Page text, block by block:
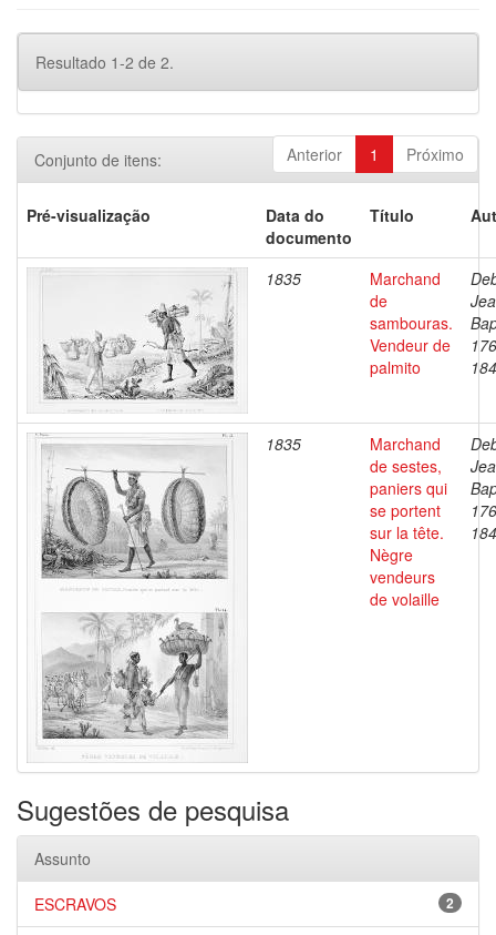
Resultado 1-2 de 2.
Anterior 1 Próximo
Conjunto de itens:
Pré-visualização
Data do
documento
Título
1835
Marchand
de
sambouras.
Vendeur de
palmito
1835
Marchand
de sestes,
paniers qui
se portent
sur la tête.
Nègre
vendeurs
de volaille
Sugestões de pesquisa
Assunto
2
ESCRAVOS